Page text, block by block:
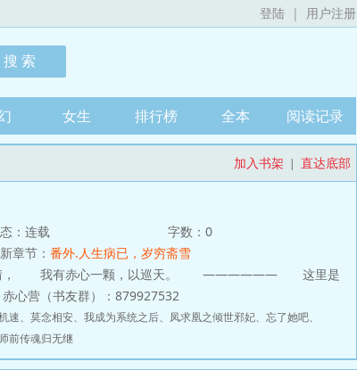
登陆 | 用户注册
女生 排行榜 全本 阅读记录
加入书架 | 直达底部
：连载
字数：0
章节： 番外.人生病已，岁穷斋雪
情， 我有赤心一颗，以巡天。 —————— 这里是
（书友群）：879927532
速、 莫念相安、 我成为系统之后、 凤求凰之倾世邪妃、 忘了她吧、
前传魂归无继